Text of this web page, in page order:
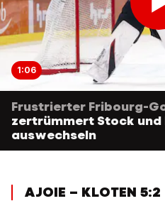
1:06
Frustrierter Fribourg-
zertrümmert Stock und
auswechseln
AJOIE – KLOTEN 5:2